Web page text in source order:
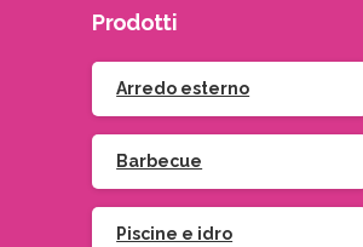
Prodotti
Arredo esterno
Barbecue
Piscine e idro